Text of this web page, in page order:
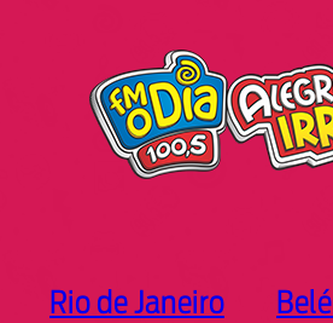
Rio de Janeiro